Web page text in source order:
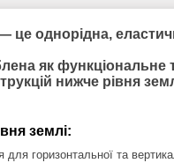
це однорідна,
як функціональне
нижче рівня
землі:
для горизонтальної та